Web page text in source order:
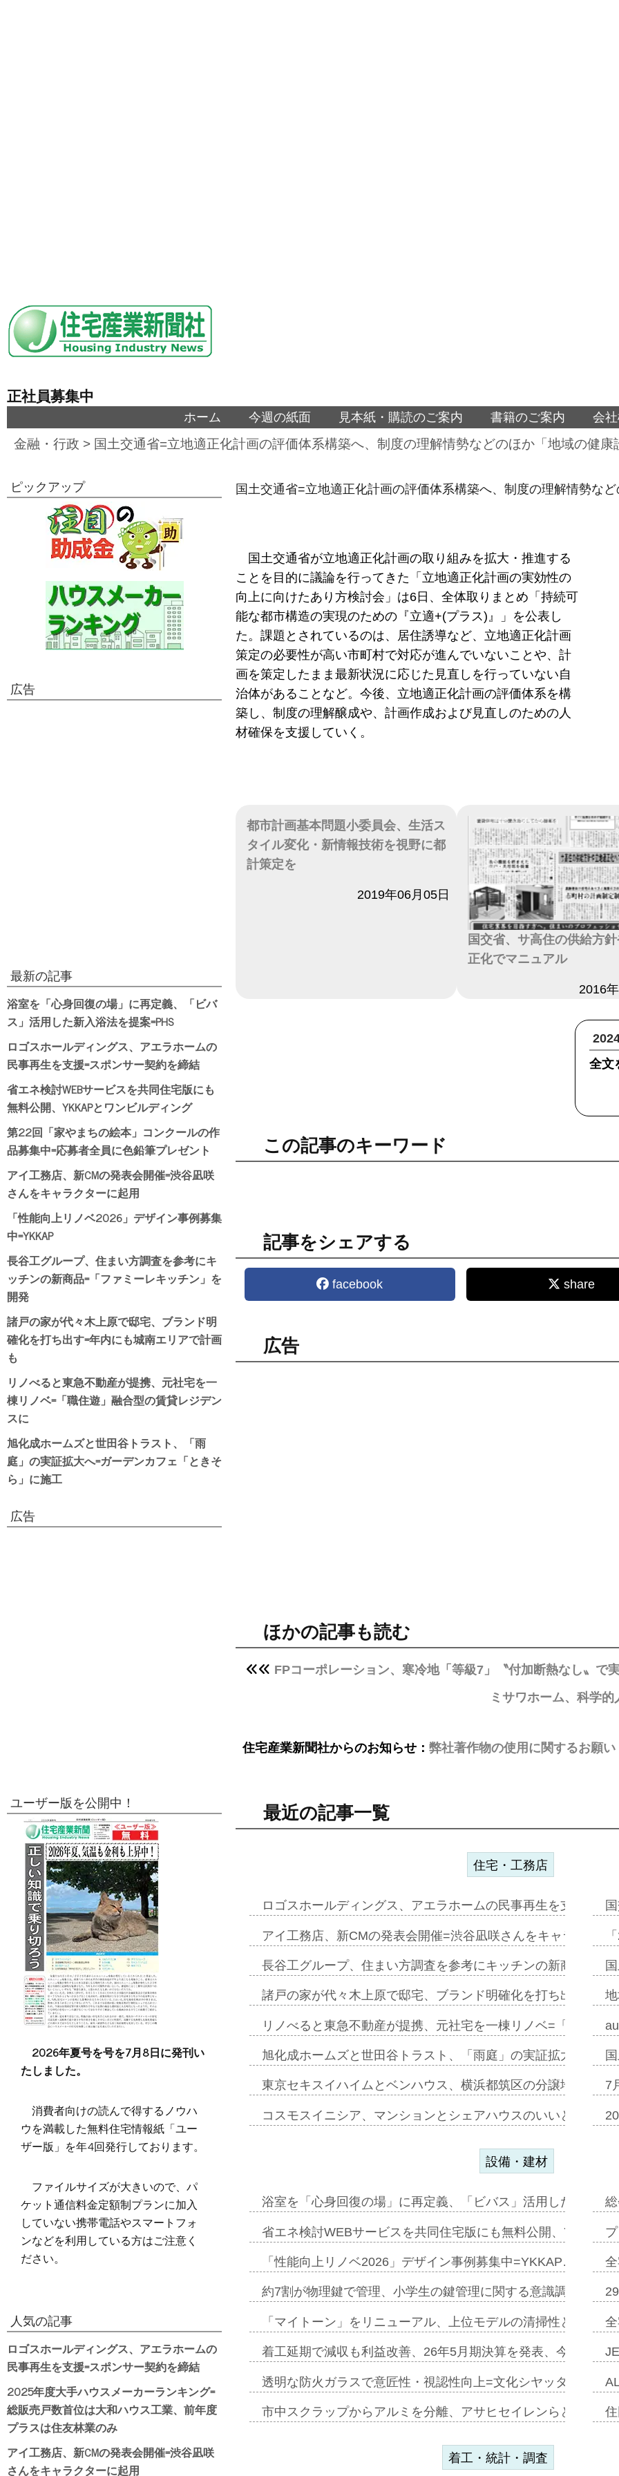
正社員募集中
ホーム 今週の紙面 見本紙・購読のご案内 書籍のご案内 会
金融・行政 > 国土交通省=立地適正化計画の評価体系構築へ、制度の理解情勢などのほか「地域の健康
国土交通省=立地適正化計画の評価体系構築へ、制度の理解情勢な
国土交通省が立地適正化計画の取り組みを拡大・推進する
ことを目的に議論を行ってきた「立地適正化計画の実効性の
向上に向けたあり方検討会」は6日、全体取りまとめ「持続可
能な都市構造の実現のための『立適+(プラス)』」を公表し
た。課題とされているのは、居住誘導など、立地適正化計画
策定の必要性が高い市町村で対応が進んでいないことや、計
画を策定したまま最新状況に応じた見直しを行っていない自
治体があることなど。今後、立地適正化計画の評価体系を構
築し、制度の理解醸成や、計画作成および見直しのための人
材確保を支援していく。
都市計画基本問題小委員会、生活ス
タイル変化・新情報技術を視野に都
計策定を
2019年06月05日
国交省、サ高住の供給方
正化でマニュアル
2016
全文
この記事のキーワード
記事をシェアする
facebook share
広告
ほかの記事も読む
FPコーポレーション、寒冷地「等級7」〝付加断熱なし〟で
ミサワホーム、科学
住宅産業新聞社からのお知らせ： 弊社著作物の使用に関するお願い
最近の記事一覧
住宅・工務店
ロゴスホールディングス、アエラホームの民事再生を支援=ス
アイ工務店、新CMの発表会開催=渋谷凪咲さんをキャラクタ
長谷工グループ、住まい方調査を参考にキッチンの新商品=「
諸戸の家が代々木上原で邸宅、ブランド明確化を打ち出す=年
リノべると東急不動産が提携、元社宅を一棟リノベ=「職住遊
旭化成ホームズと世田谷トラスト、「雨庭」の実証拡大へ=ガ
東京セキスイハイムとベンハウス、横浜都筑区の分譲地開発で
コスモスイニシア、マンションとシェアハウスのいいとこどり
7
設備・建材
浴室を「心身回復の場」に再定義、「ビバス」活用した新入浴
省エネ検討WEBサービスを共同住宅版にも無料公開、YKKAP
「性能向上リノベ2026」デザイン事例募集中=YKKAP…
約7割が物理鍵で管理、小学生の鍵管理に関する意識調査
「マイトーン」をリニューアル、上位モデルの清掃性と安全
着工延期で減収も利益改善、26年5月期決算を発表、今期は増
透明な防火ガラスで意匠性・視認性向上=文化シヤッター…
市中スクラップからアルミを分離、アサヒセイレンらと協働開
着工・統計・調査
ピックアップ
広告
最新の記事
浴室を「心身回復の場」に再定義、「ビバ
ス」活用した新入浴法を提案=PHS
ロゴスホールディングス、アエラホームの
民事再生を支援=スポンサー契約を締結
省エネ検討WEBサービスを共同住宅版にも
無料公開、YKKAPとワンビルディング
第22回「家やまちの絵本」コンクールの作
品募集中=応募者全員に色鉛筆プレゼント
アイ工務店、新CMの発表会開催=渋谷凪咲
さんをキャラクターに起用
「性能向上リノベ2026」デザイン事例募集
中=YKKAP
長谷工グループ、住まい方調査を参考にキ
ッチンの新商品=「ファミーレキッチン」を
開発
諸戸の家が代々木上原で邸宅、ブランド明
確化を打ち出す=年内にも城南エリアで計画
も
リノべると東急不動産が提携、元社宅を一
棟リノベ=「職住遊」融合型の賃貸レジデン
スに
旭化成ホームズと世田谷トラスト、「雨
庭」の実証拡大へ=ガーデンカフェ「ときそ
ら」に施工
広告
ユーザー版を公開中！
2026年夏号を号を7月8日に発刊い
たしました。
消費者向けの読んで得するノウハ
ウを満載した無料住宅情報紙「ユー
ザー版」を年4回発行しております。
ファイルサイズが大きいので、パ
ケット通信料金定額制プランに加入
していない携帯電話やスマートフォ
ンなどを利用している方はご注意く
ださい。
人気の記事
ロゴスホールディングス、アエラホームの
民事再生を支援=スポンサー契約を締結
2025年度大手ハウスメーカーランキング=
総販売戸数首位は大和ハウス工業、前年度
プラスは住友林業のみ
アイ工務店、新CMの発表会開催=渋谷凪咲
さんをキャラクターに起用